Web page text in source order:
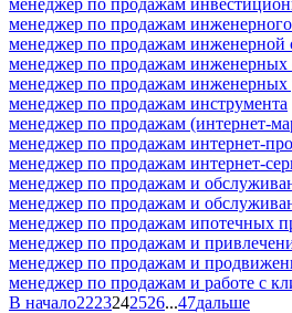
менеджер по продажам
менеджер по продажам инженерной
менеджер по продажам инженерных
менеджер по продажам инженерных
менеджер по продажам инструмента
менеджер по продажам (интернет-
менеджер по продажам интернет-
менеджер по продажам интернет-
менеджер по продажам и
менеджер по продажам и
менеджер по продажам ипотечных
менеджер по продажам и
менеджер по продажам и
менеджер по продажам и работе с
В начало2223242526...47дальше